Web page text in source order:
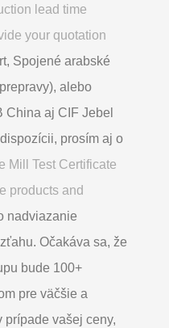
lead time
your quotation
Spojené arabské
alebo
aj CIF Jebel
prosím aj o
Mill Test Certificate
products and
nadviazanie
Očakáva sa, že
bude 100+
pre väčšie a
vašej ceny,